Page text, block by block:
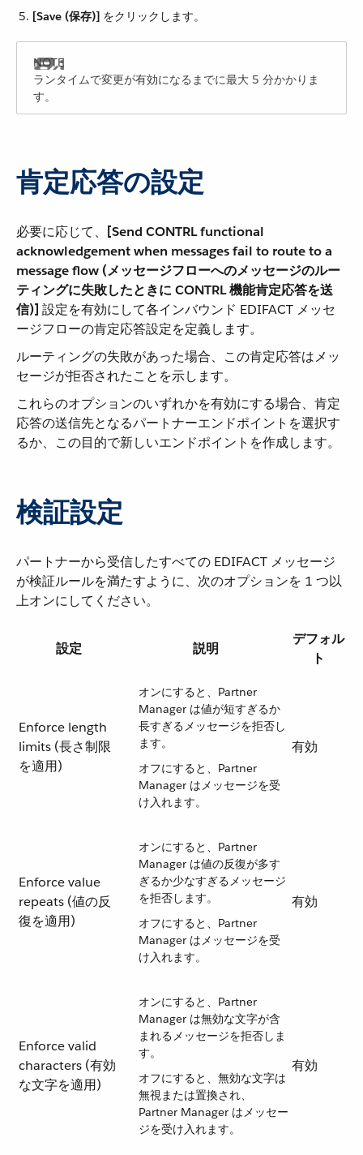
[Save (保存)] ​ をクリックします。
ランタイムで変更が有効になるまでに最大 5 分かかりま
す。
肯定応答の設定
必要に応じて、​
[Send CONTRL functional
acknowledgement when messages fail to route to a
message flow (メッセージフローへのメッセージのルー
ティングに失敗したときに CONTRL 機能肯定応答を送
信)] ​ 設定を有効にして各インバウンド EDIFACT メッセ
ージフローの肯定応答設定を定義します。
ルーティングの失敗があった場合、この肯定応答はメッ
セージが拒否されたことを示します。
これらのオプションのいずれかを有効にする場合、肯定
応答の送信先となるパートナーエンドポイントを選択す
るか、この目的で新しいエンドポイントを作成します。
検証設定
パートナーから受信したすべての EDIFACT メッセージ
が検証ルールを満たすように、次のオプションを 1 つ以
上オンにしてください。
設定 説明
デフォル
ト
Enforce length
limits (長さ制限
を適用)
オンにすると、Partner
Manager は値が短すぎるか
長すぎるメッセージを拒否し
ます。
オフにすると、Partner
Manager はメッセージを受
け入れます。
有効
Enforce value
repeats (値の反
復を適用)
オンにすると、Partner
Manager は値の反復が多す
ぎるか少なすぎるメッセージ
を拒否します。
オフにすると、Partner
Manager はメッセージを受
け入れます。
有効
Enforce valid
characters (有効
な文字を適用)
オンにすると、Partner
Manager は無効な文字が含
まれるメッセージを拒否しま
す。
オフにすると、無効な文字は
無視または置換され、
Partner Manager はメッセー
ジを受け入れます。
有効